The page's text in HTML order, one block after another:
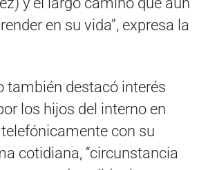
en su vida”, expresa la
también destacó interés
los hijos del interno en
con su
cotidiana, “circunstancia